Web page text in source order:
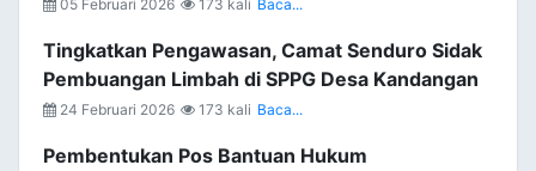
05 Februari 2026 173 kali Baca...
Tingkatkan Pengawasan, Camat Senduro Sidak
Pembuangan Limbah di SPPG Desa Kandangan
24 Februari 2026 173 kali Baca...
Pembentukan Pos Bantuan Hukum